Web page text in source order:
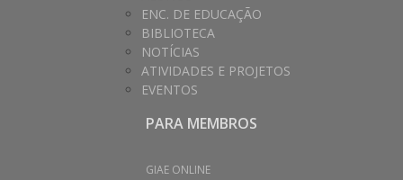
ENC. DE EDUCAÇÃO
BIBLIOTECA
NOTÍCIAS
ATIVIDADES E PROJETOS
EVENTOS
PARA MEMBROS
GIAE ONLINE